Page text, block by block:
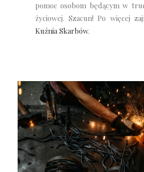
pomoc osobom będącym w
życiowej. Szacun! Po więcej
Kuźnia Skarbów.